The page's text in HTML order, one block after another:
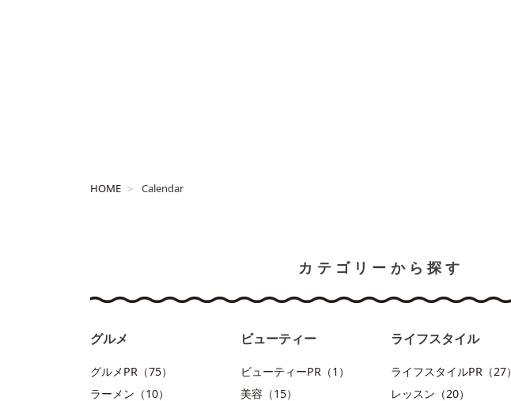
HOME Calendar
カテゴリーから探す
グルメ
グルメPR（75）
ラーメン（10）
ビューティー
ビューティーPR（1）
美容（15）
ライフスタイル
ライフスタイルPR（27）
レッスン（20）